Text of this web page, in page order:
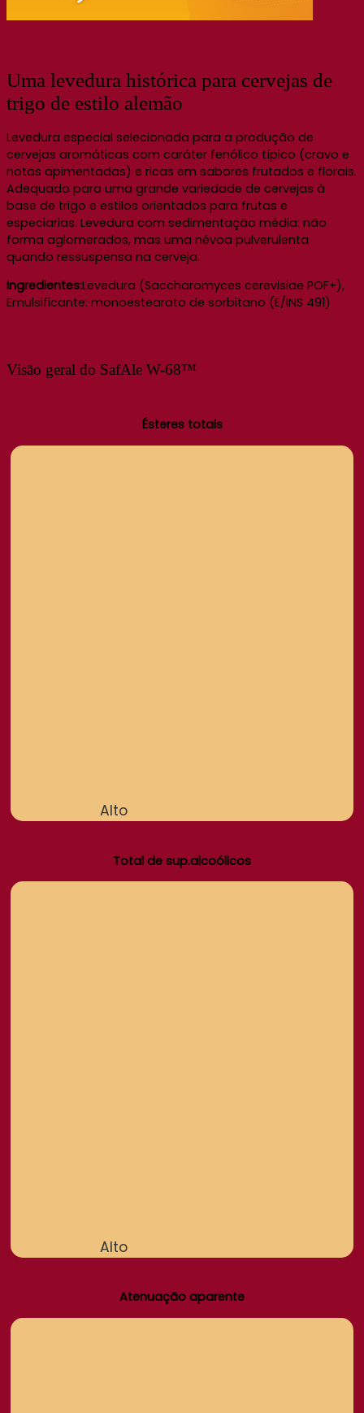
Uma levedura histórica para cervejas de
trigo de estilo alemão
Levedura especial selecionada para a produção de
cervejas aromáticas com caráter fenólico típico (cravo e
notas apimentadas) e ricas em sabores frutados e florais.
Adequado para uma grande variedade de cervejas à
base de trigo e estilos orientados para frutas e
especiarias. Levedura com sedimentação média: não
forma aglomerados, mas uma névoa pulverulenta
quando ressuspensa na cerveja.
Ingredientes:Levedura (Saccharomyces cerevisiae POF+),
Emulsificante: monoestearato de sorbitano (E/INS 491)
Visão geral do SafAle W-68™
Ésteres totais
Alto
Total de sup.alcoólicos
Alto
Atenuação aparente